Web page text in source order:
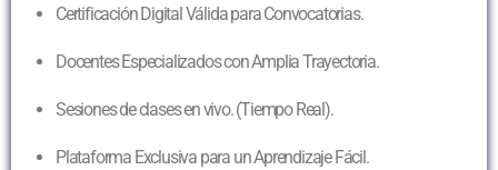
Certificación Digital Válida para Convocatorias.
Docentes Especializados con Amplia Trayectoria.
Sesiones de clases en vivo. (Tiempo Real).
Plataforma Exclusiva para un Aprendizaje Fácil.